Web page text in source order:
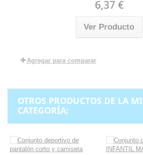
6,37 €
Ver Producto
Agregar para comparar
OTROS PRODUCTOS DE LA
CATEGORÍA: